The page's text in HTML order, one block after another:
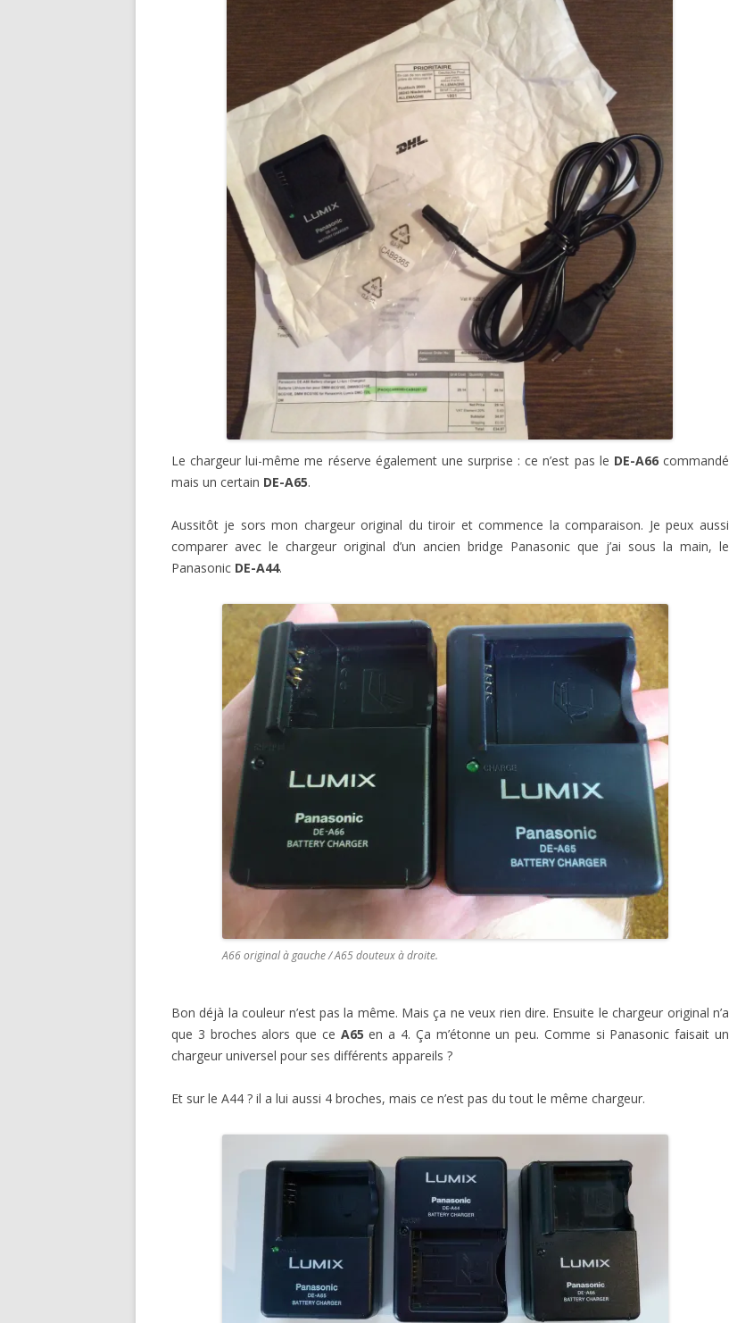
Le chargeur lui-même me réserve également une surprise : ce n’est pas le DE-A66commandé
mais un certain DE-A65.
Aussitôt je sors mon chargeur original du tiroir et commence la comparaison. Je peux aussi
comparer avec le chargeur original d’un ancien bridge Panasonic que j’ai sous la main, le
Panasonic DE-A44.
A66 original à gauche / A65 douteux à droite.
Bon déjà la couleur n’est pas la même. Mais ça ne veux rien dire. Ensuite le chargeur original n’a
que 3 broches alors que ce A65 en a 4. Ça m’étonne un peu. Comme si Panasonic faisait un
chargeur universel pour ses différents appareils ?
Et sur le A44 ? il a lui aussi 4 broches, mais ce n’est pas du tout le même chargeur.